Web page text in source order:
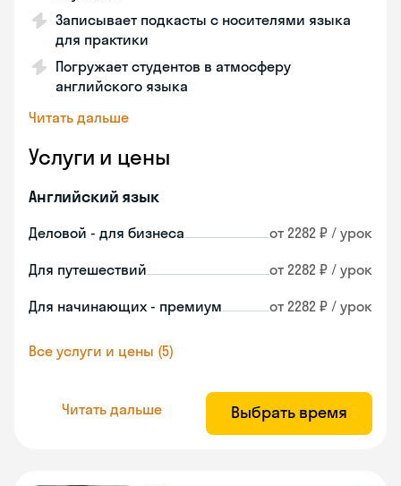
Записывает подкасты с носителями языка
для практики
Погружает студентов в атмосферу
английского языка
Читать дальше
Услуги и цены
Английский язык
Деловой - для бизнеса от 2282 ₽ / урок
Для путешествий от 2282 ₽ / урок
Для начинающих - премиум от 2282 ₽ / урок
Все услуги и цены (5)
Читать дальше Выбрать время